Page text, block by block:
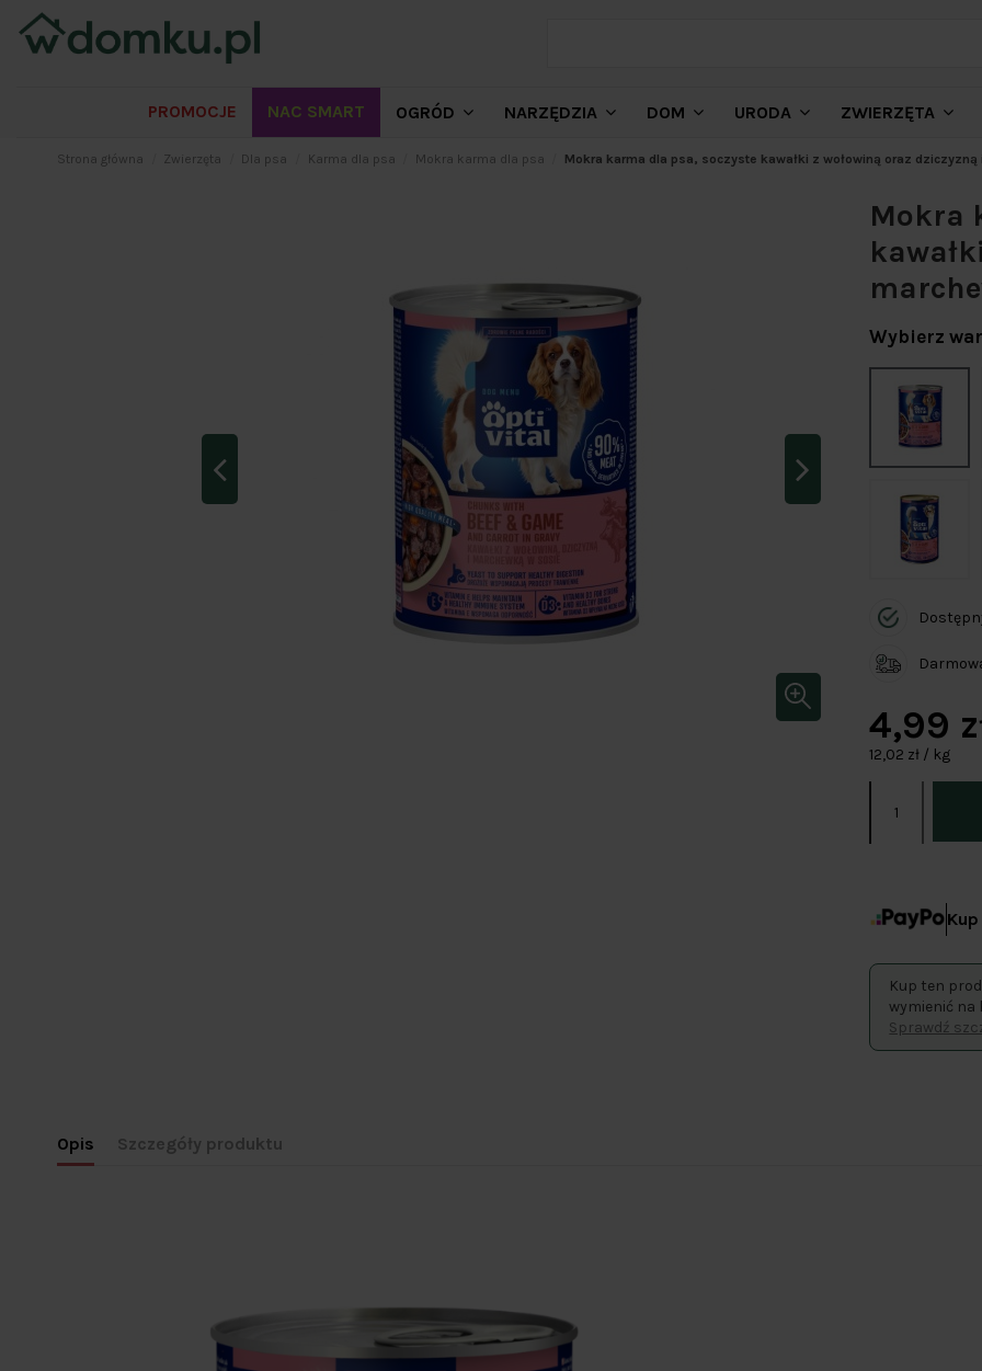
PROMOCJE NAC SMART OGRÓD NARZĘDZIA DOM URODA ZWIERZĘTA
Strona główna Zwierzęta Dla psa Karma dla psa Mokra karma dla psa Mokra karma dla psa, soczyste kawałki z wołowiną oraz
Mokra
Wybierz
4,99
12,02 zł / kg
Kup ten
wymienić na
Sprawdź
Opis Szczegóły produktu